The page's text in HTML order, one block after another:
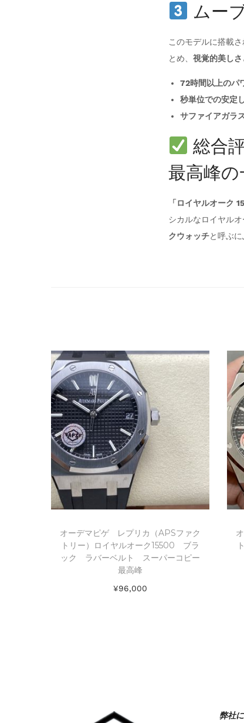
ムー
このモデルに搭載さ
とめ、 視覚的美し
72時間以上のパ
秒単位での安定
サファイアガラ
総合
最高峰の
「ロイヤルオーク
シカルなロイヤル
クウォッチと呼ぶに
オーデマピゲ レプリカ（APSファク
トリー）ロイヤルオーク15500 ブラ
ック ラバーベルト スーパーコピー
最高峰
¥96,000
弊社